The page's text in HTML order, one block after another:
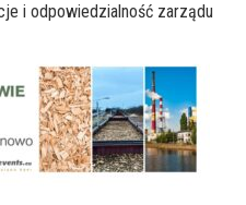
i odpowiedzialność zarządu